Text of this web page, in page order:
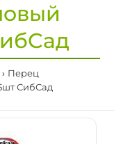
Перец
СибСад